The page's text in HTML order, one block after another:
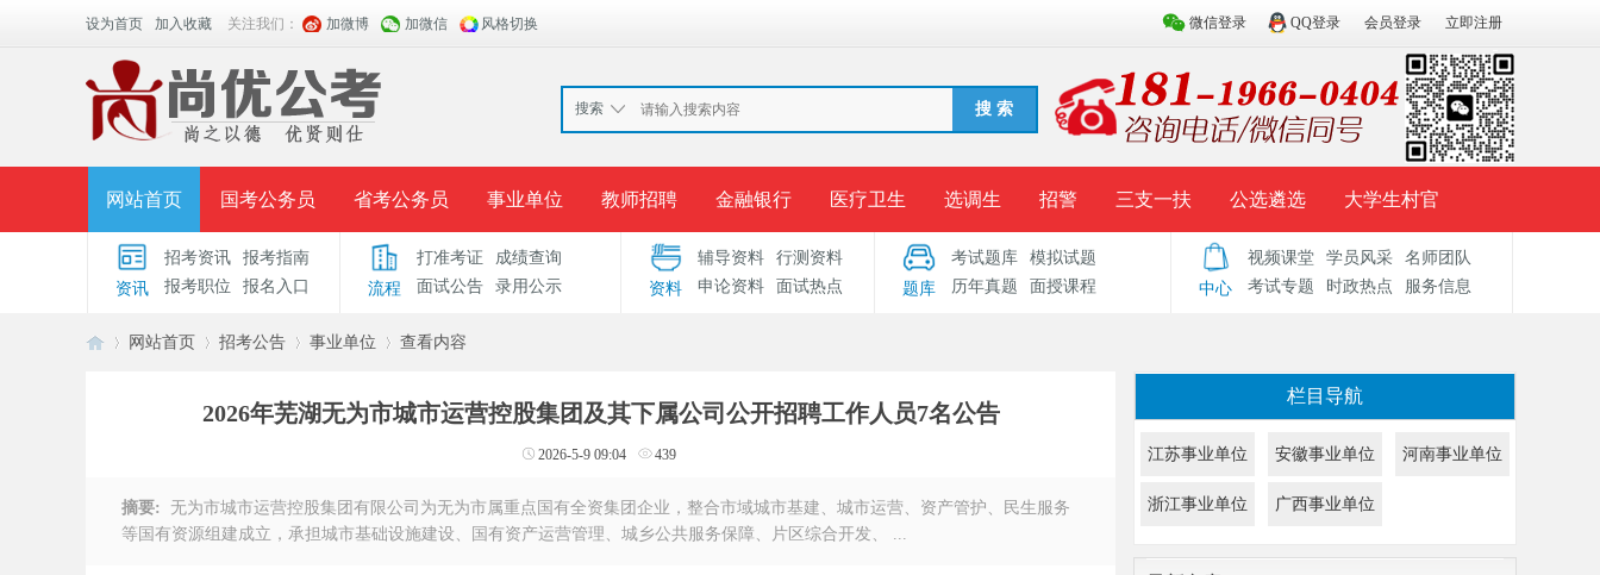
微信登录 QQ登录 会员登录 立即注册
设为首页 加入收藏 关注我们： 加微博 加微信 风格切换
搜索 搜 索
网站首页 国考公务员 省考公务员 事业单位 教师招聘 金融银行 医疗卫生 选调生 招警 三支一扶 公选遴选 大学生村官
面授课程 招考公告 面试公告 报考指导 准考证打印 成绩查询 录用公示 考试题库 辅导资料 历年真题 模拟试题
时政热点 视频课堂 名师团队 学员风采
资讯
招考资讯
报考指南
报考职位
报名入口 流程
打准考证
成绩查询
面试公告
录用公示 资料
辅导资料
行测资料
申论资料
面试热点 题库
考试题库
模拟试题
历年真题
面授课程 中心
视频课堂 学员风采
名师团队
考试专题
时政热点 服务信息
网站首页 招考公告 事业单位 查看内容
2026年芜湖无为市城市运营控股集团及其下属公司公开招聘工作人员7名公告
2026-5-9 09:04 439
摘要: 无为市城市运营控股集团有限公司为无为市属重点国有全资集团企业，整合市域城市基建、城市运营、资产管护、民生服务
等国有资源组建成立，承担城市基础设施建设、国有资产运营管理、城乡公共服务保障、片区综合开发、 ...
栏目导航
江苏事业单位 安徽事业单位 河南事业单位
浙江事业单位 广西事业单位